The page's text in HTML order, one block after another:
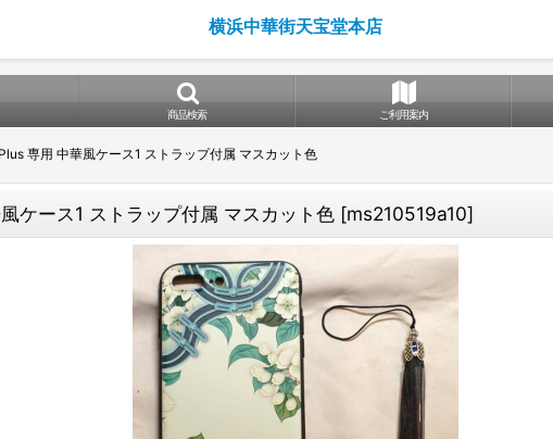
横浜中華街天宝堂本店
商品検索 ご利用案内
専用 中華風ケース1 ストラップ付属 マスカット色
ケース1 ストラップ付属 マスカット色 [ms210519a10]